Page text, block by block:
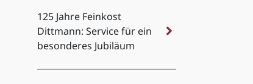
125 Jahre Feinkost
Dittmann: Service für ein
besonderes Jubiläum